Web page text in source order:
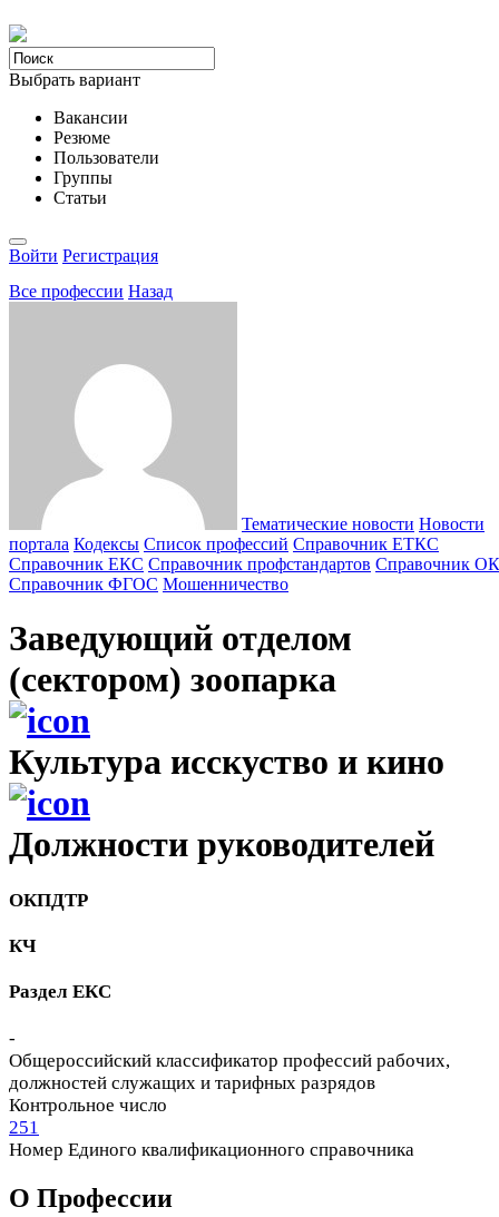
Выбрать вариант
Вакансии
Резюме
Пользователи
Группы
Статьи
Войти Регистрация
Все професcии Назад
Тематические новости Новости
портала Кодексы Cписок профессий Справочник ЕТКС
Справочник ЕКС Справочник профстандартов Справочник
Справочник ФГОС Мошенничество
Заведующий отделом
(сектором) зоопарка
Культура исскуство и кино
Должности руководителей
ОКПДТР
КЧ
Раздел ЕКС
-
Общероссийский классификатор профессий рабочих,
должностей служащих и тарифных разрядов
Контрольное число
251
Номер Единого квалификационного справочника
О Профеcсии